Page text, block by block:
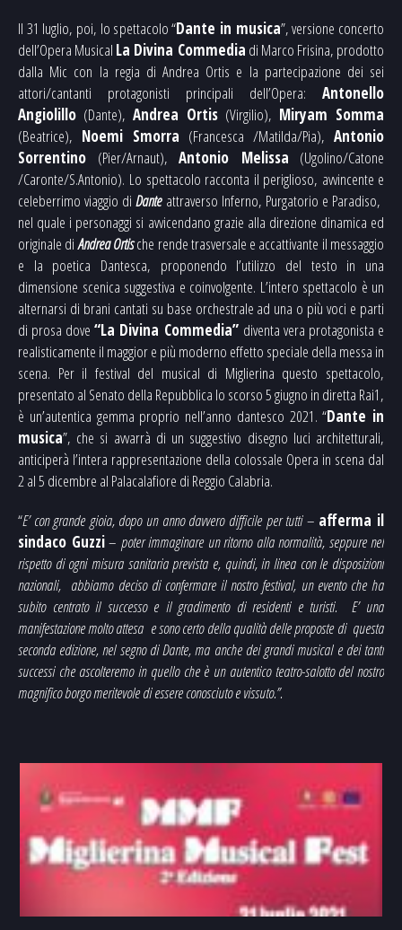
Il 31 luglio, poi, lo spettacolo “Dante in musica”, versione concerto
dell’Opera Musical La Divina Commedia di Marco Frisina, prodotto
dalla Mic con la regia di Andrea Ortis e la partecipazione dei sei
attori/cantanti protagonisti principali dell’Opera: Antonello
Angiolillo (Dante), Andrea Ortis (Virgilio), Miryam Somma
(Beatrice), Noemi Smorra (Francesca /Matilda/Pia), Antonio
Sorrentino (Pier/Arnaut), Antonio Melissa (Ugolino/Catone
/Caronte/S.Antonio). Lo spettacolo racconta il periglioso, avvincente e
celeberrimo viaggio diDante attraverso Inferno, Purgatorio e Paradiso,
nel quale i personaggi si avvicendano grazie alla direzione dinamica ed
originale diAndrea Ortische rende trasversale e accattivante il messaggio
e la poetica Dantesca, proponendo l’utilizzo del testo in una
dimensione scenica suggestiva e coinvolgente. L’intero spettacolo è un
alternarsi di brani cantati su base orchestrale ad una o più voci e parti
di prosa dove“La Divina Commedia” diventa vera protagonista e
realisticamente il maggior e più moderno effetto speciale della messa in
scena. Per il festival del musical di Miglierina questo spettacolo,
presentato al Senato della Repubblica lo scorso 5 giugno in diretta Rai1,
è un’autentica gemma proprio nell’anno dantesco 2021. “Dante in
musica”, che si avvarrà di un suggestivo disegno luci architetturali,
anticiperà l’intera rappresentazione della colossale Opera in scena dal
2 al 5 dicembre al Palacalafiore di Reggio Calabria.
“E’ con grande gioia, dopo un anno davvero difficile per tutti– afferma il
sindaco Guzzi– poter immaginare un ritorno alla normalità, seppure nel
rispetto di ogni misura sanitaria prevista e, quindi, in linea con le disposizioni
nazionali, abbiamo deciso di confermare il nostro festival, un evento che ha
subito centrato il successo e il gradimento di residenti e turisti. E’ una
manifestazione molto attesa e sono certo della qualità delle proposte di questa
seconda edizione, nel segno di Dante, ma anche dei grandi musical e dei tanti
successi che ascolteremo in quello che è un autentico teatro-salotto del nostro
magnifico borgo meritevole di essere conosciuto e vissuto.”.